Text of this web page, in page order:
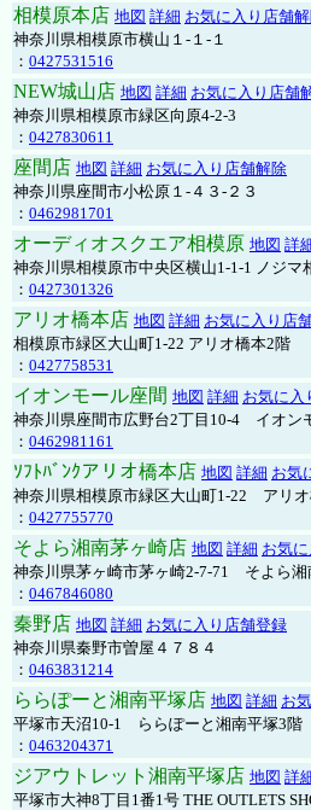
相模原本店 地図 詳細 お気に入り店舗
神奈川県相模原市横山１-１-１
： 0427531516
NEW城山店 地図 詳細 お気に入り店舗
神奈川県相模原市緑区向原4-2-3
： 0427830611
座間店 地図 詳細 お気に入り店舗解除
神奈川県座間市小松原１-４３-２３
： 0462981701
オーディオスクエア相模原 地図 詳
神奈川県相模原市中央区横山1-1-1 ノジマ
： 0427301326
アリオ橋本店 地図 詳細 お気に入り店
相模原市緑区大山町1-22 アリオ橋本2階
： 0427758531
イオンモール座間 地図 詳細 お気に入
神奈川県座間市広野台2丁目10-4 イオン
： 0462981161
ｿﾌﾄﾊﾞﾝｸアリオ橋本店 地図 詳細 お気
神奈川県相模原市緑区大山町1-22 アリオ
： 0427755770
そよら湘南茅ヶ崎店 地図 詳細 お気
神奈川県茅ヶ崎市茅ヶ崎2‐7‐71 そよら湘
： 0467846080
秦野店 地図 詳細 お気に入り店舗登録
神奈川県秦野市曽屋４７８４
： 0463831214
ららぽーと湘南平塚店 地図 詳細 お
平塚市天沼10-1 ららぽーと湘南平塚3階
： 0463204371
ジアウトレット湘南平塚店 地図 詳
平塚市大神8丁目1番1号 THE OUTLETS